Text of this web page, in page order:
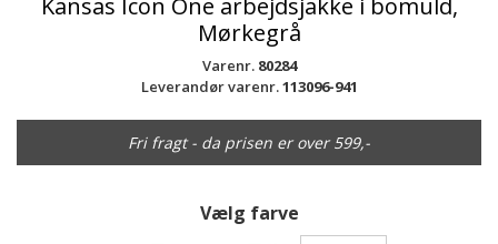
Kansas Icon One arbejdsjakke i bomuld,
Mørkegrå
Varenr. 80284
Leverandør varenr.113096-941
Fri fragt - da prisen er over 599,-
Vælg farve